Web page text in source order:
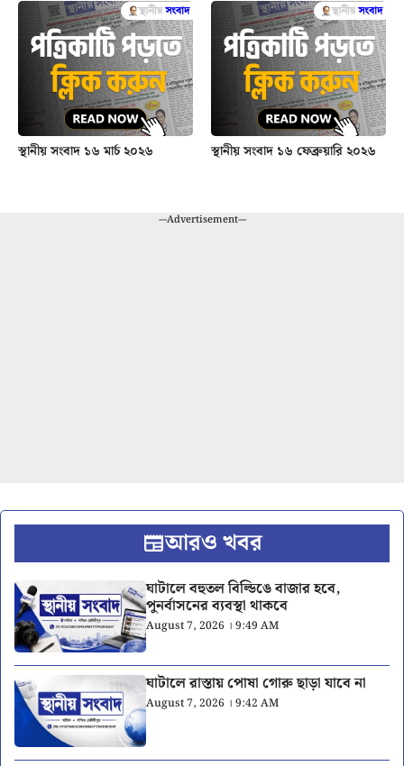
স্থানীয় সংবাদ ১৬ মার্চ ২০২৬ স্থানীয় সংবাদ ১৬ ফেব্রুয়ারি ২০২৬
---Advertisement---
আরও খবর
ঘাটালে বহুতল বিল্ডিঙে বাজার হবে,
পুনর্বাসনের ব্যবস্থা থাকবে
August 7, 2026 । 9:49 AM
ঘাটালে রাস্তায় পোষা গোরু ছাড়া যাবে না
August 7, 2026 । 9:42 AM